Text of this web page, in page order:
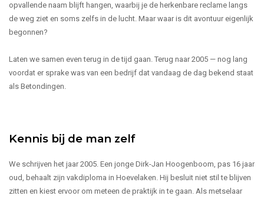
opvallende naam blijft hangen, waarbij je de herkenbare reclame langs
de weg ziet en soms zelfs in de lucht. Maar waar is dit avontuur eigenlijk
begonnen?
Laten we samen even terug in de tijd gaan. Terug naar 2005 — nog lang
voordat er sprake was van een bedrijf dat vandaag de dag bekend staat
als Betondingen.
Kennis bij de man zelf
We schrijven het jaar 2005. Een jonge Dirk-Jan Hoogenboom, pas 16 jaar
oud, behaalt zijn vakdiploma in Hoevelaken. Hij besluit niet stil te blijven
zitten en kiest ervoor om meteen de praktijk in te gaan. Als metselaar